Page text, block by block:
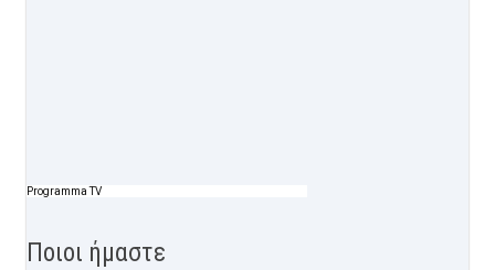
Programma TV
Ποιοι ήμαστε